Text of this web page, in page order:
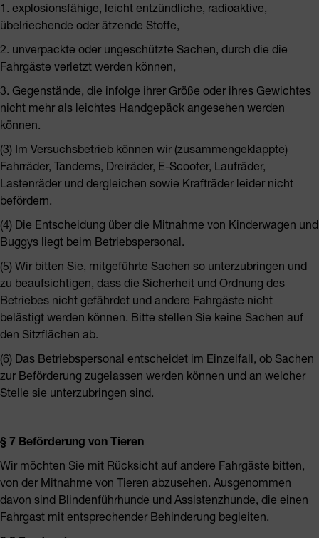
1. explosionsfähige, leicht entzündliche, radioaktive,
übelriechende oder ätzende Stoffe,
2. unverpackte oder ungeschützte Sachen, durch die die
Fahrgäste verletzt werden können,
3. Gegenstände, die infolge ihrer Größe oder ihres Gewichtes
nicht mehr als leichtes Handgepäck angesehen werden
können.
(3) Im Versuchsbetrieb können wir (zusammengeklappte)
Fahrräder, Tandems, Dreiräder, E-Scooter, Laufräder,
Lastenräder und dergleichen sowie Krafträder leider nicht
befördern.
(4) Die Entscheidung über die Mitnahme von Kinderwagen und
Buggys liegt beim Betriebspersonal.
(5) Wir bitten Sie, mitgeführte Sachen so unterzubringen und
zu beaufsichtigen, dass die Sicherheit und Ordnung des
Betriebes nicht gefährdet und andere Fahrgäste nicht
belästigt werden können. Bitte stellen Sie keine Sachen auf
den Sitzflächen ab.
(6) Das Betriebspersonal entscheidet im Einzelfall, ob Sachen
zur Beförderung zugelassen werden können und an welcher
Stelle sie unterzubringen sind.
§ 7 Beförderung von Tieren
Wir möchten Sie mit Rücksicht auf andere Fahrgäste bitten,
von der Mitnahme von Tieren abzusehen. Ausgenommen
davon sind Blindenführhunde und Assistenzhunde, die einen
Fahrgast mit entsprechender Behinderung begleiten.